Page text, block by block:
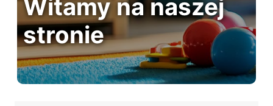
Witamy na naszej
stronie